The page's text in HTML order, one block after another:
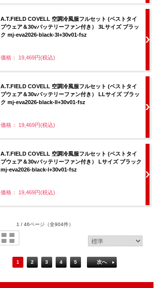
A.T.FIELD COVELL 空調冷風服フルセット (ベストタイ
プウェア＆30vバッテリーファン付き） 3Lサイズ ブラッ
ク mj-eva2026-black-3l+30v01-fsz
価格： 19,469円(税込)
A.T.FIELD COVELL 空調冷風服フルセット (ベストタイ
プウェア＆30vバッテリーファン付き） LLサイズ ブラッ
ク mj-eva2026-black-ll+30v01-fsz
価格： 19,469円(税込)
A.T.FIELD COVELL 空調冷風服フルセット (ベストタイ
プウェア＆30vバッテリーファン付き） Lサイズ ブラック
mj-eva2026-black-l+30v01-fsz
価格： 19,469円(税込)
1 / 46ページ （全904件）
1 2 3 4 5 次へ